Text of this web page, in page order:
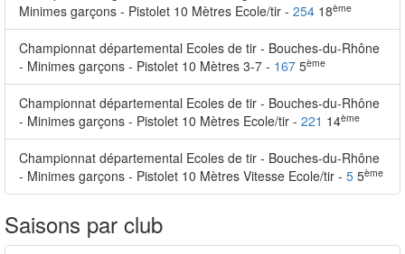
Minimes garçons - Pistolet 10 Mètres Ecole/tir - 254 18ème
Championnat départemental Ecoles de tir - Bouches-du-Rhône
- Minimes garçons - Pistolet 10 Mètres 3-7 - 167 5ème
Championnat départemental Ecoles de tir - Bouches-du-Rhône
- Minimes garçons - Pistolet 10 Mètres Ecole/tir - 221 14ème
Championnat départemental Ecoles de tir - Bouches-du-Rhône
- Minimes garçons - Pistolet 10 Mètres Vitesse Ecole/tir - 5 5ème
Saisons par club